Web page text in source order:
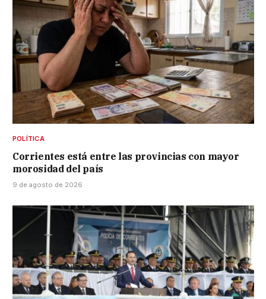
POLÍTICA
Corrientes está entre las provincias con mayor
morosidad del país
9 de agosto de 2026